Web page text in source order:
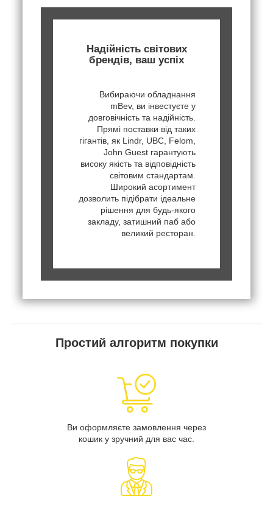
Надійність світових
брендів, ваш успіх
Вибираючи обладнання
mBev, ви інвестуєте у
довговічність та надійність.
Прямі поставки від таких
гігантів, як Lindr, UBC, Felom,
John Guest гарантують
високу якість та відповідність
світовим стандартам.
Широкий асортимент
дозволить підібрати ідеальне
рішення для будь-якого
закладу, затишний паб або
великий ресторан.
Простий алгоритм покупки
Ви оформляєте замовлення через
кошик у зручний для вас час.